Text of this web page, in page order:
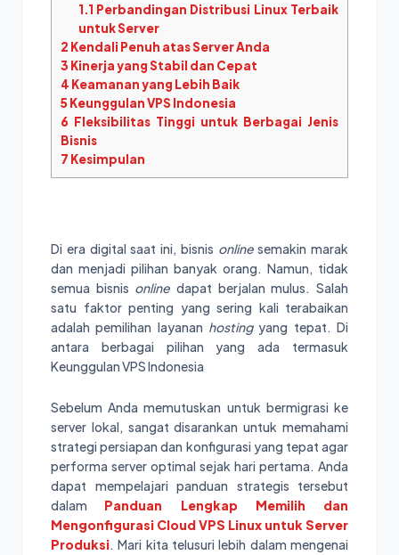
1.1 Perbandingan Distribusi Linux Terbaik
untuk Server
2 Kendali Penuh atas Server Anda
3 Kinerja yang Stabil dan Cepat
4 Keamanan yang Lebih Baik
5Keunggulan VPS Indonesia
6 Fleksibilitas Tinggi untuk Berbagai Jenis
Bisnis
7 Kesimpulan
Di era digital saat ini, bisnis onlinesemakin marak
dan menjadi pilihan banyak orang. Namun, tidak
semua bisnis online dapat berjalan mulus. Salah
satu faktor penting yang sering kali terabaikan
adalah pemilihan layanan hostingyang tepat. Di
antara berbagai pilihan yang ada termasuk
Keunggulan VPS Indonesia
Sebelum Anda memutuskan untuk bermigrasi ke
server lokal, sangat disarankan untuk memahami
strategi persiapan dan konfigurasi yang tepat agar
performa server optimal sejak hari pertama. Anda
dapat mempelajari panduan strategis tersebut
dalam Panduan Lengkap Memilih dan
Mengonfigurasi Cloud VPS Linux untuk Server
Produksi. Mari kita telusuri lebih dalam mengenai